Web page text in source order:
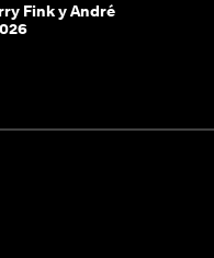
Fink y André